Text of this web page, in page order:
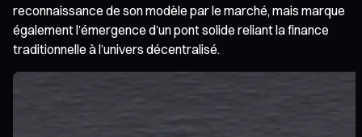
reconnaissance de son modèle par le marché, mais marque
également l’émergence d’un pont solide reliant la finance
traditionnelle à l’univers décentralisé.